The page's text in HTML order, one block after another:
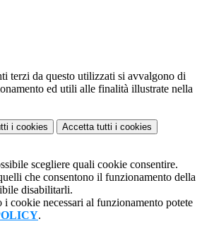
terzi da questo utilizzati si avvalgono di
ed utili alle finalità illustrate nella
i cookies Accetta tutti i cookies
scegliere quali cookie consentire.
che consentono il funzionamento della
disabilitarli.
i cookie necessari al funzionamento potete
.